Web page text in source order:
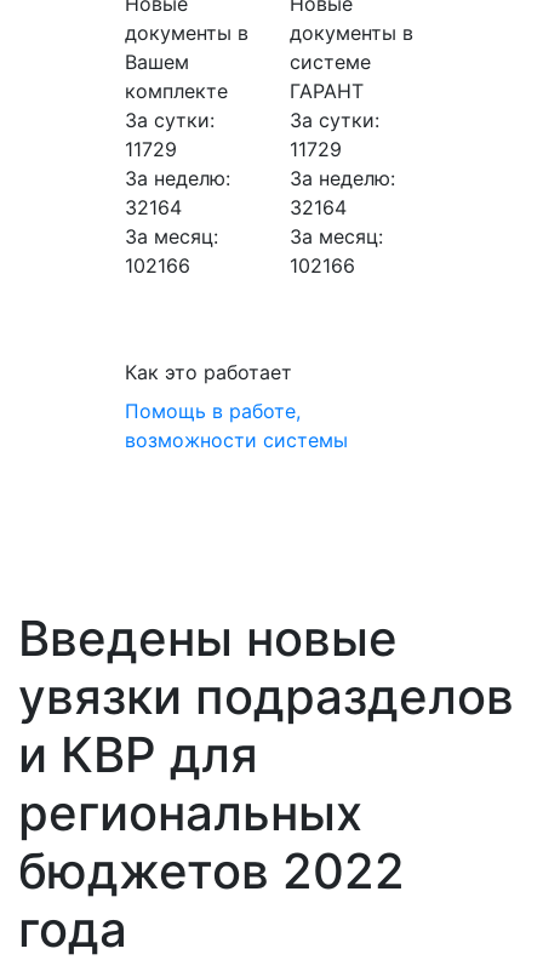
документы в
Вашем
комплекте
За сутки:
11729
За неделю:
32164
За месяц:
102166
документы в
системе
ГАРАНТ
За сутки:
11729
За неделю:
32164
За месяц:
102166
Как это работает
Помощь в работе,
возможности системы
Введены новые
увязки подразделов
и КВР для
региональных
бюджетов 2022
года